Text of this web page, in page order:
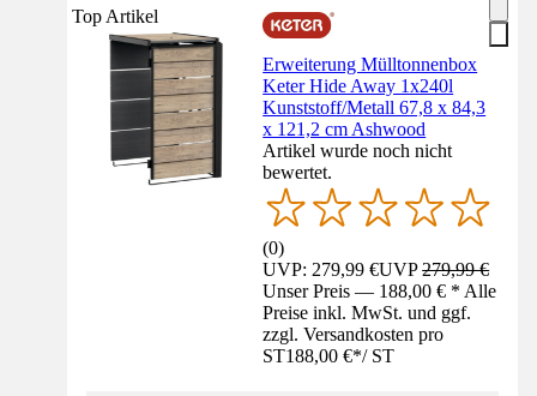
Top Artikel
Erweiterung Mülltonnenbox
Keter Hide Away 1x240l
Kunststoff/Metall 67,8 x 84,3
x 121,2 cm Ashwood
Artikel wurde noch nicht
bewertet.
(0)
UVP: 279,99 €UVP279,99 €
Unser Preis — 188,00 € * Alle
Preise inkl. MwSt. und ggf.
zzgl. Versandkosten pro
ST188,00 €*/ ST